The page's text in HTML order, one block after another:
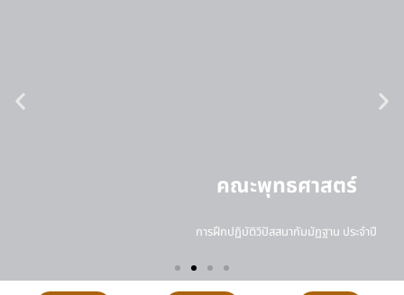
คณะพุทธศาสตร์
การฝึกปฏิบัติวิปัสสนากัมมัฏฐาน ประจำปี